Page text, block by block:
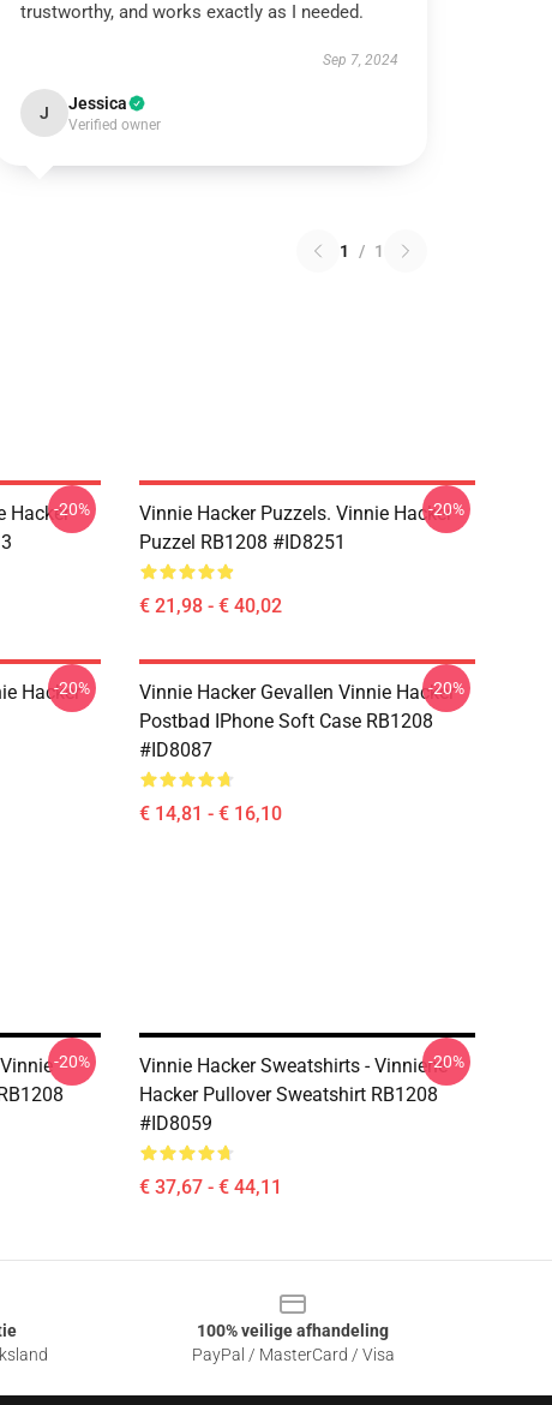
trustworthy, and works exactly as I needed.
Sep 7, 2024
J Jessica
Verified owner
1 / 1
Hacker-20%
Vinnie Hacker Puzzels. Vinnie Hacker
Puzzel RB1208 #ID8251
€ 21,98 - € 40,02
-20%
Hacker
-20%
Vinnie Hacker Gevallen Vinnie Hacker
Postbad IPhone Soft Case RB1208
#ID8087
€ 14,81 - € 16,10
-20%
-20%
Vinnie Hacker Sweatshirts - Vinniene
Hacker Pullover Sweatshirt RB1208
#ID8059
€ 37,67 - € 44,11
-20%
100% veilige afhandeling
PayPal / MasterCard / Visa